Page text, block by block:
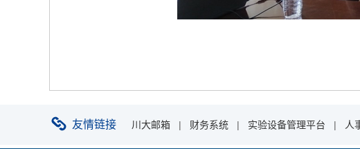
友情链接 川大邮箱 | 财务系统 | 实验设备管理平台 | 人